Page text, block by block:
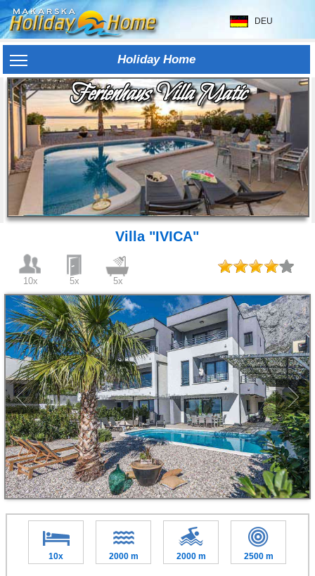
DEU
Holiday Home
Ferienhaus Villa Matic
Villa "IVICA"
10x 5x 5x
10x 2000 m 2000 m 2500 m